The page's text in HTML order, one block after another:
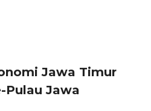
Jawa Timur
Pulau Jawa